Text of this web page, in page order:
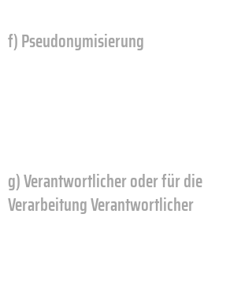
f) Pseudonymisierung
g) Verantwortlicher oder für die
Verarbeitung Verantwortlicher